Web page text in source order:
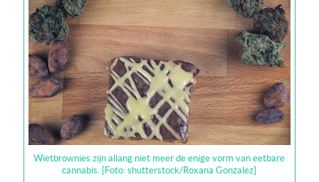
Wietbrownies zijn allang niet meer de enige vorm van eetbare
cannabis. [Foto: shutterstock/Roxana Gonzalez]